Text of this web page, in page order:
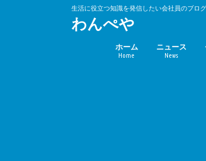
生活に役立つ知識を発信したい会社員のブロ
わんぺや
ホーム
Home
ニュース
News